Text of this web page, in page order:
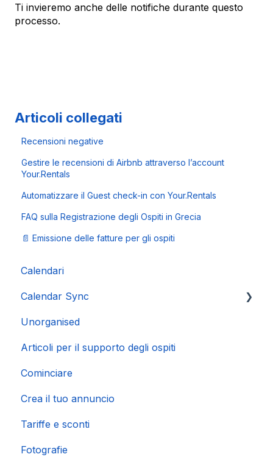
Ti invieremo anche delle notifiche durante questo
processo.
Articoli collegati
Recensioni negative
Gestire le recensioni di Airbnb attraverso l’account
Your.Rentals
Automatizzare il Guest check-in con Your.Rentals
FAQ sulla Registrazione degli Ospiti in Grecia
📄 Emissione delle fatture per gli ospiti
Calendari
Calendar Sync
Importazione di calendari popolari
Unorganised
Articoli per il supporto degli ospiti
Cominciare
Crea il tuo annuncio
Tariffe e sconti
Fotografie